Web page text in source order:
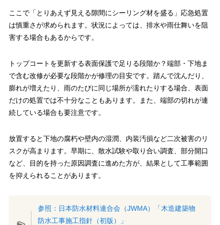
ここで「とりあえず見える隙間にシーリング材を盛る」応急処置
は慎重さが求められます。状況によっては、排水や雨仕舞いを阻
害する場合もあるからです。
トップコートを更新する表面保護で足りる段階か？端部・下地ま
で含む改修が必要な段階かが修理の目安です。踏んで沈んだり、
膨れが増えたり、雨のたびに同じ場所が濡れたりする場合、表面
だけの処置では不十分なこともあります。また、端部の切れが連
続している場合も要注意です。
放置すると下地の腐朽や壁内の湿潤、内装汚損など二次被害のリ
スクが高まります。早期に、散水試験や取り合い調査、部分開口
など、目的を持った原因調査に進めた方が、結果として工事範囲
を抑えられることがあります。
参照：日本防水材料連合会（JWMA）「木造建築物
防水工事施工指針（初版）」